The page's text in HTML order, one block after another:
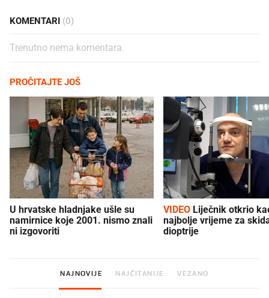
KOMENTARI (0)
Trenutno nema komentara.
PROČITAJTE JOŠ
U hrvatske hladnjake ušle su
namirnice koje 2001. nismo znali
ni izgovoriti
VIDEO
najbolje vrijeme za
dioptrije
NAJNOVIJE NAJČITANIJE VEZANO